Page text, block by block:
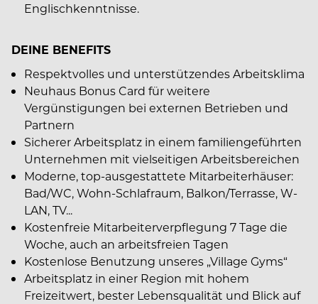
Englischkenntnisse.
DEINE BENEFITS
Respektvolles und unterstützendes Arbeitsklima
Neuhaus Bonus Card für weitere
Vergünstigungen bei externen Betrieben und
Partnern
Sicherer Arbeitsplatz in einem familiengeführten
Unternehmen mit vielseitigen Arbeitsbereichen
Moderne, top-ausgestattete Mitarbeiterhäuser:
Bad/WC, Wohn-Schlafraum, Balkon/Terrasse, W-
LAN, TV...
Kostenfreie Mitarbeiterverpflegung 7 Tage die
Woche, auch an arbeitsfreien Tagen
Kostenlose Benutzung unseres „Village Gyms“
Arbeitsplatz in einer Region mit hohem
Freizeitwert, bester Lebensqualität und Blick auf